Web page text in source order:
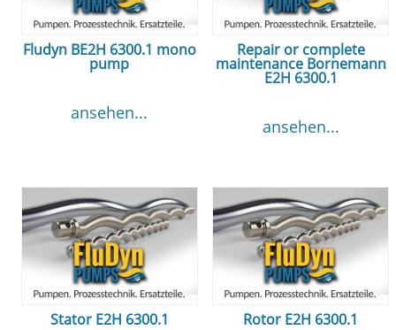
Fludyn BE2H 6300.1 mono
pump
ansehen...
Repair or complete
maintenance Bornemann
E2H 6300.1
ansehen...
Stator E2H 6300.1 Rotor E2H 6300.1